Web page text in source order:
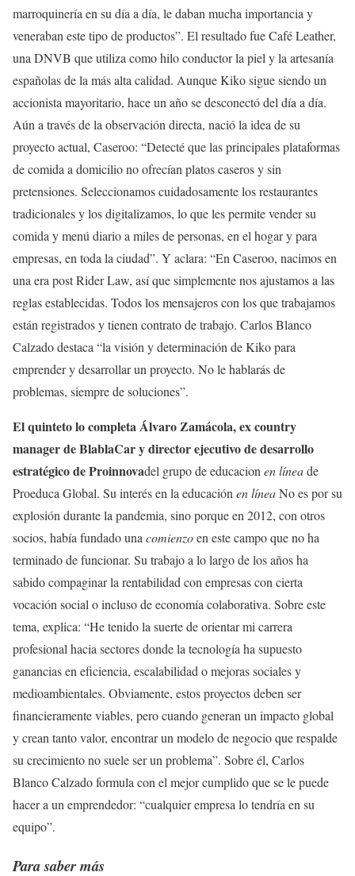
marroquinería en su día a día, le daban mucha importancia y
veneraban este tipo de productos”. El resultado fue Café Leather,
una DNVB que utiliza como hilo conductor la piel y la artesanía
españolas de la más alta calidad. Aunque Kiko sigue siendo un
accionista mayoritario, hace un año se desconectó del día a día.
Aún a través de la observación directa, nació la idea de su
proyecto actual, Caseroo: “Detecté que las principales plataformas
de comida a domicilio no ofrecían platos caseros y sin
pretensiones. Seleccionamos cuidadosamente los restaurantes
tradicionales y los digitalizamos, lo que les permite vender su
comida y menú diario a miles de personas, en el hogar y para
empresas, en toda la ciudad”. Y aclara: “En Caseroo, nacimos en
una era post Rider Law, así que simplemente nos ajustamos a las
reglas establecidas. Todos los mensajeros con los que trabajamos
están registrados y tienen contrato de trabajo. Carlos Blanco
Calzado destaca “la visión y determinación de Kiko para
emprender y desarrollar un proyecto. No le hablarás de
problemas, siempre de soluciones”.
El quinteto lo completa Álvaro Zamácola, ex country
manager de BlablaCar y director ejecutivo de desarrollo
estratégico de Proinnovadel grupo de educacion en líneade
Proeduca Global. Su interés en la educación en líneaNo es por su
explosión durante la pandemia, sino porque en 2012, con otros
socios, había fundado una comienzoen este campo que no ha
terminado de funcionar. Su trabajo a lo largo de los años ha
sabido compaginar la rentabilidad con empresas con cierta
vocación social o incluso de economía colaborativa. Sobre este
tema, explica: “He tenido la suerte de orientar mi carrera
profesional hacia sectores donde la tecnología ha supuesto
ganancias en eficiencia, escalabilidad o mejoras sociales y
medioambientales. Obviamente, estos proyectos deben ser
financieramente viables, pero cuando generan un impacto global
y crean tanto valor, encontrar un modelo de negocio que respalde
su crecimiento no suele ser un problema”. Sobre él, Carlos
Blanco Calzado formula con el mejor cumplido que se le puede
hacer a un emprendedor: “cualquier empresa lo tendría en su
equipo”.
Para saber más